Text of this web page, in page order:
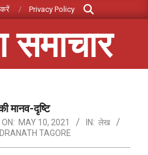
करें Privacy Policy
Search
समाचार
मानव-दृष्टि
ON: MAY 10, 2021 IN: लेख
TAGORE